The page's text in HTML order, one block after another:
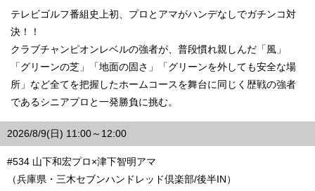
テレビゴルフ番組史上初、プロとアマがハンデなしでガチンコ対
決！！
クラブチャンピオンレベルの強者が、普段慣れ親しんだ「風」
「グリーンの芝」「地面の固さ」「グリーンを外しても安全な場
所」など全てを把握したホームコースを舞台に同じく歴戦の強者
であるシニアプロと一発勝負に挑む。
2026/8/9(日) 11:00～12:00
#534 山下和宏プロ×津下智明アマ
（兵庫県・三木セブンハンドレッド倶楽部/後半IN）